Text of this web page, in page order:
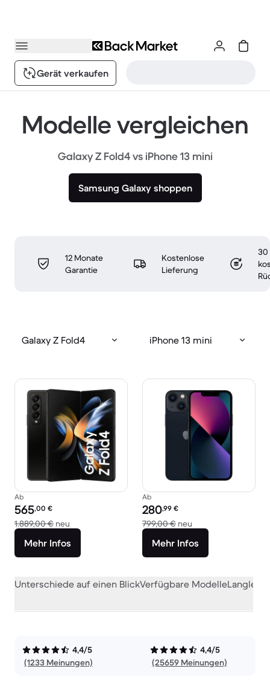
Gerät verkaufen
Modelle vergleichen
Galaxy Z Fold4 vs iPhone 13 mini
Samsung Galaxy shoppen
12 Monate
Garantie
Kostenlose
Lieferung
30
Galaxy Z Fold4 iPhone 13 mini
Ab
Preis des erneuerten Produkts:
565,00 €
1.889,00 € neu Im Vergleich zum Neupreis von 1.889,00 €
Mehr Infos
Ab
Preis des erneuerten Produkts:
280,99 €
799,00 € neu
Mehr Infos
Unterschiede auf einen BlickVerfügbare Modelle
4,4/5
(1233 Meinungen)
4,4/5
(25659 Meinungen)